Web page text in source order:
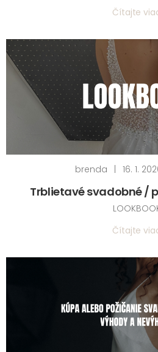
Čítajte
brenda 16. 1.
Trblietavé svadobné /
Čítajte